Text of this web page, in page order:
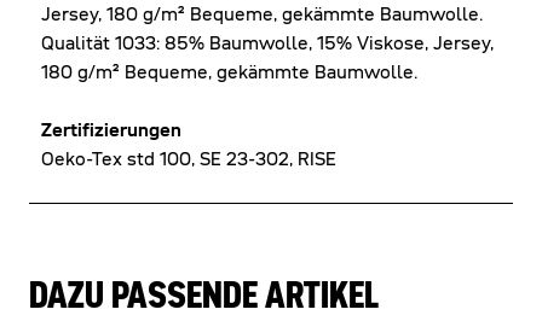
Jersey, 180 g/m² Bequeme, gekämmte Baumwolle.
Qualität 1033: 85% Baumwolle, 15% Viskose, Jersey,
180 g/m² Bequeme, gekämmte Baumwolle.
Zertifizierungen
Oeko-Tex std 100, SE 23-302, RISE
DAZU PASSENDE ARTIKEL